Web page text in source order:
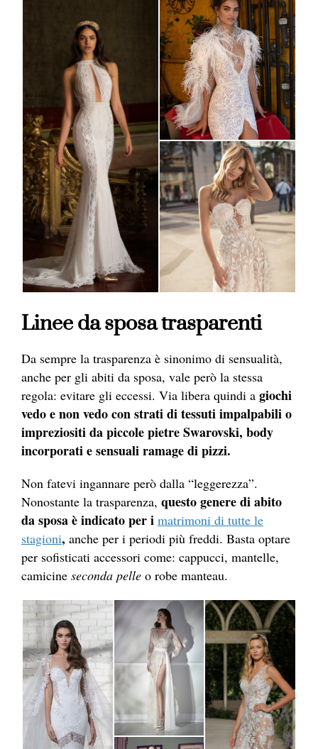
Linee da sposa trasparenti
Da sempre la trasparenza è sinonimo di sensualità,
anche per gli abiti da sposa, vale però la stessa
regola: evitare gli eccessi. Via libera quindi a giochi
vedo e non vedo con strati di tessuti impalpabili o
impreziositi da piccole pietre Swarovski, body
incorporati e sensuali ramage di pizzi.
Non fatevi ingannare però dalla “leggerezza”.
Nonostante la trasparenza, questo genere di abito
da sposa è indicato per i matrimoni di tutte le
stagioni, anche per i periodi più freddi. Basta optare
per sofisticati accessori come: cappucci, mantelle,
camicine seconda pelle o robe manteau.